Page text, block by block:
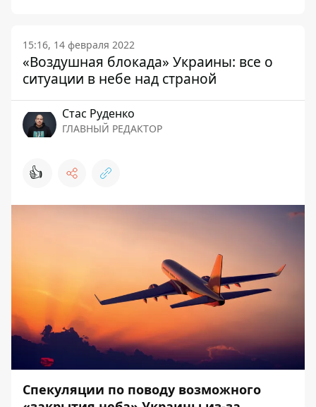
15:16, 14 февраля 2022
«Воздушная блокада» Украины: все о
ситуации в небе над страной
Стаc Руденко
ГЛАВНЫЙ РЕДАКТОР
👍
Спекуляции по поводу возможного